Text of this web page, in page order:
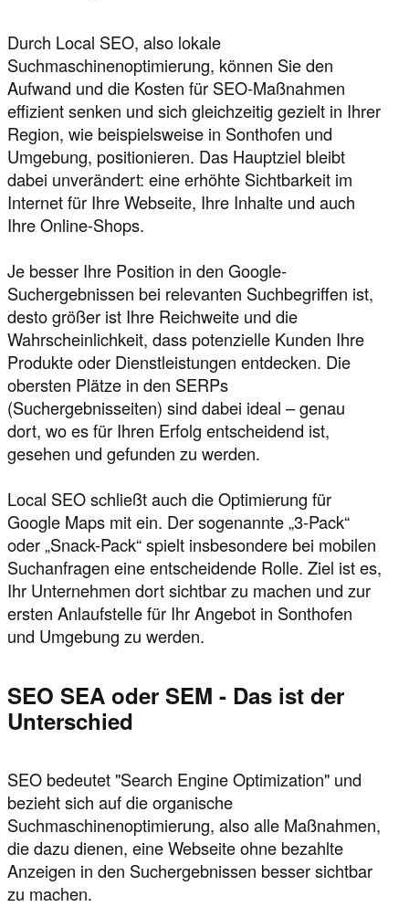
Durch Local SEO, also lokale
Suchmaschinenoptimierung, können Sie den
Aufwand und die Kosten für SEO-Maßnahmen
effizient senken und sich gleichzeitig gezielt in Ihrer
Region, wie beispielsweise in Sonthofen und
Umgebung, positionieren. Das Hauptziel bleibt
dabei unverändert: eine erhöhte Sichtbarkeit im
Internet für Ihre Webseite, Ihre Inhalte und auch
Ihre Online-Shops.
Je besser Ihre Position in den Google-
Suchergebnissen bei relevanten Suchbegriffen ist,
desto größer ist Ihre Reichweite und die
Wahrscheinlichkeit, dass potenzielle Kunden Ihre
Produkte oder Dienstleistungen entdecken. Die
obersten Plätze in den SERPs
(Suchergebnisseiten) sind dabei ideal – genau
dort, wo es für Ihren Erfolg entscheidend ist,
gesehen und gefunden zu werden.
Local SEO schließt auch die Optimierung für
Google Maps mit ein. Der sogenannte „3-Pack“
oder „Snack-Pack“ spielt insbesondere bei mobilen
Suchanfragen eine entscheidende Rolle. Ziel ist es,
Ihr Unternehmen dort sichtbar zu machen und zur
ersten Anlaufstelle für Ihr Angebot in Sonthofen
und Umgebung zu werden.
SEO SEA oder SEM - Das ist der
Unterschied
SEO bedeutet "Search Engine Optimization" und
bezieht sich auf die organische
Suchmaschinenoptimierung, also alle Maßnahmen,
die dazu dienen, eine Webseite ohne bezahlte
Anzeigen in den Suchergebnissen besser sichtbar
zu machen.